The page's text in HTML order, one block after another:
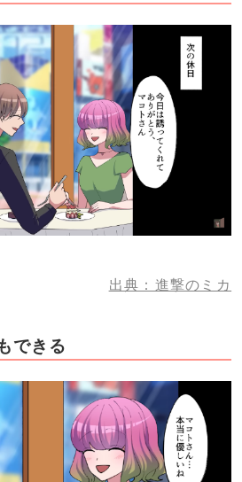
出典：進撃のミカ
できる